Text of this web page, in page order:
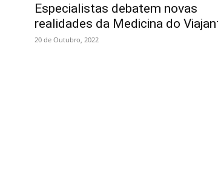
Especialistas debatem novas
realidades da Medicina do
20 de Outubro, 2022